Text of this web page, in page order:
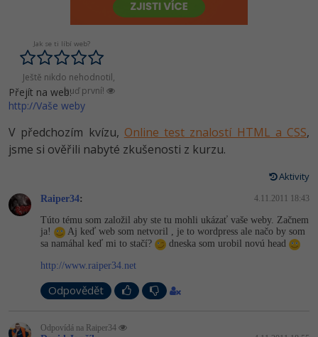
HTML5, CSS3, Bootstrap, SEO
SQL a databáze
Testování a verzování
UML a návrhové vzory
Spring
ASP.NET MVC
Django
Best practices
PHP
JavaScript
Python
HTML / CSS
MySQL/MariaDB
MS-SQL
SQLite
Vývojář mobilních aplikací
Specialista na AI a bigdata
C# Game developer
Webdesigner
Tester
3D grafik
-80%
JavaScript
PHP -80%
C++
Swift -80%
VB.NET
SQL
Digitální gramotnost
Marketing
WordPress
SEO
UX
Kryptoměny
Copywriting -30%
MS Office
Photoshop -80%
Adobe Illustrator
Adobe Lightroom
Adobe InDesign -25%
Blender -80%
Fotografování -80%
Jak se ti líbí web?
Ještě nikdo nehodnotil,
buď první!
Přejít na web:
http://Vaše weby
V předchozím kvízu, Online test znalostí HTML a CSS,
jsme si ověřili nabyté zkušenosti z kurzu.
Aktivity
Raiper34: 4.11.2011 18:43
Túto tému som založil aby ste tu mohli ukázať vaše weby. Začnem
ja!
Aj keď web som netvoril , je to wordpress ale načo by som
sa namáhal keď mi to stačí?
dneska som urobil novú head
http://www.raiper34.net
Odpovědět
Odpovídá na Raiper34